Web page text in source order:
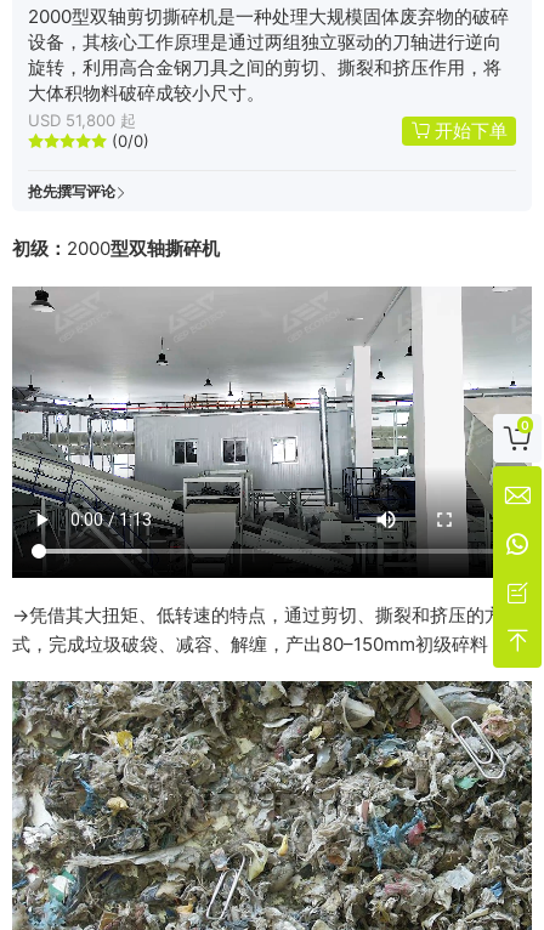
2000型双轴剪切撕碎机是一种处理大规模固体废弃物的破碎
设备，其核心工作原理是通过两组独立驱动的刀轴进行逆向
旋转，利用高合金钢刀具之间的剪切、撕裂和挤压作用，将
大体积物料破碎成较小尺寸。
USD 51,800 起
(0/0) 开始下单
抢先撰写评论
初级： 2000型双轴撕碎机
→凭借其大扭矩、低转速的特点，通过剪切、撕裂和挤压的方
式，完成垃圾破袋、减容、解缠，产出80–150mm初级碎料；

0



